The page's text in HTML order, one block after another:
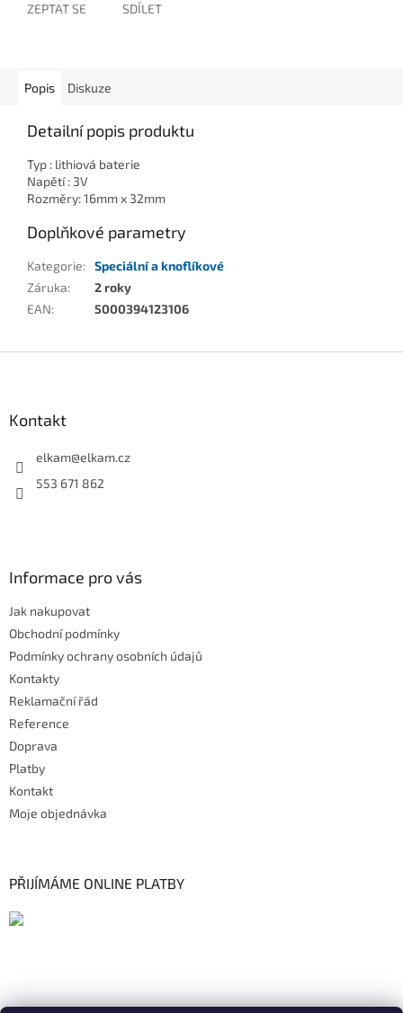
ZEPTAT SE SDÍLET
Popis Diskuze
Detailní popis produktu
Typ : lithiová baterie
Napětí : 3V
Rozměry: 16mm x 32mm
Doplňkové parametry
Kategorie: Speciální a knoflíkové
Záruka:
2 roky
EAN: 5000394123106
Kontakt
elkam@elkam.cz
553 671 862
Informace pro vás
Jak nakupovat
Obchodní podmínky
Podmínky ochrany osobních údajů
Kontakty
Reklamační řád
Reference
Doprava
Platby
Kontakt
Moje objednávka
PŘIJÍMÁME ONLINE PLATBY